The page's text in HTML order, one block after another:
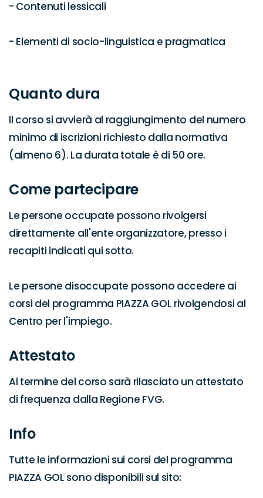
- Contenuti lessicali
- Elementi di socio-linguistica e pragmatica
Quanto dura
Il corso si avvierà al raggiungimento del numero
minimo di iscrizioni richiesto dalla normativa
(almeno 6). La durata totale è di 50 ore.
Come partecipare
Le persone occupate possono rivolgersi
direttamente all'ente organizzatore, presso i
recapiti indicati qui sotto.
Le persone disoccupate possono accedere ai
corsi del programma PIAZZA GOL rivolgendosi al
Centro per l'impiego.
Attestato
Al termine del corso sarà rilasciato un attestato
di frequenza dalla Regione FVG.
Info
Tutte le informazioni sui corsi del programma
PIAZZA GOL sono disponibili sul sito: